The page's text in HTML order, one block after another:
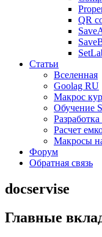
QR
Статьи
Вселенная
Goolag RU
Макрос
Обучение
Расчет
Макросы
Форум
Обратная связь
docservise
Главные